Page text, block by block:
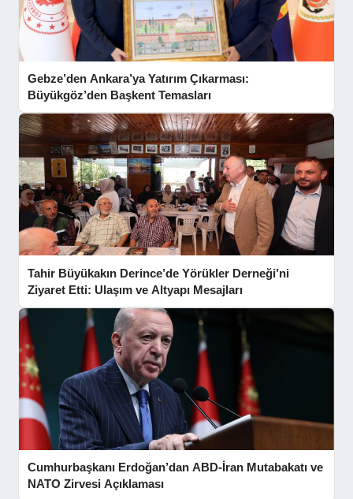
Gebze’den Ankara’ya Yatırım Çıkarması:
Büyükgöz’den Başkent Temasları
Tahir Büyükakın Derince’de Yörükler Derneği’ni
Ziyaret Etti: Ulaşım ve Altyapı Mesajları
Cumhurbaşkanı Erdoğan’dan ABD-İran Mutabakatı ve
NATO Zirvesi Açıklaması